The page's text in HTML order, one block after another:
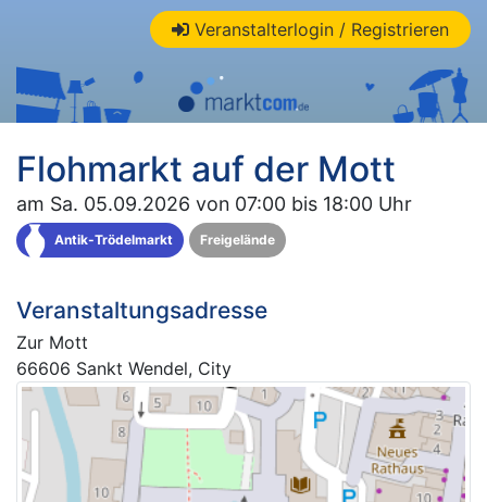
Veranstalterlogin / Registrieren
Flohmarkt auf der Mott
am Sa. 05.09.2026 von 07:00 bis 18:00 Uhr
Antik-Trödelmarkt Freigelände
Veranstaltungsadresse
Zur Mott
66606 Sankt Wendel, City